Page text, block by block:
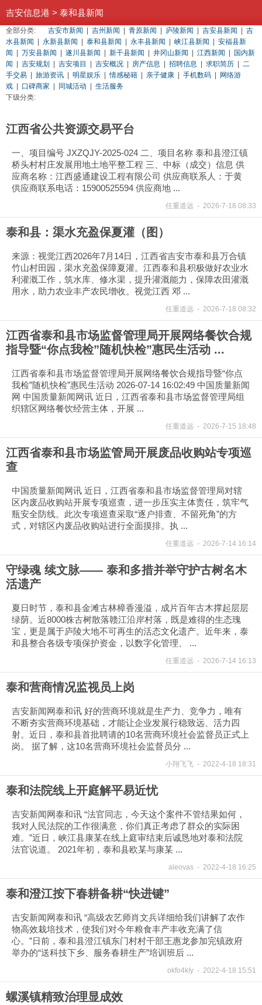
吉安信息港 > 泰和县新闻
全部分类: 吉安市新闻 吉州新闻 青原新闻 庐陵新闻 吉安县新闻
吉
水县新闻
永新县新闻 泰和县新闻 永丰县新闻 峡江县新闻
安福县新
闻
万安县新闻 遂川县新闻 新干县新闻 井冈山新闻 江西新闻
国内新
闻
吉安规划 吉安项目 吉安概况 房产信息 招聘信息 求职简历
二
手交易
旅游资讯 明星娱乐 情感秘籍 亲子健康 手机数码
网络游
戏
口碑商家 同城活动
生活服务
下级分类:
江西省公共资源交易平台
一、项目编号 JXZQJY-2025-024 二、项目名称 泰和县澄江镇
桥头村村庄发展用地土地平整工程 三、中标（成交）信息 供
应商名称：江西盛通建设工程有限公司 供应商联系人：于黄
供应商联系电话：15900525594 供应商地 ...
任重道远 - 2026-7-18 08:33
泰和县：渠水充盈保夏灌（图）
来源：视觉江西2026年7月14日，江西省吉安市泰和县万合镇
竹山村田园，渠水充盈保障夏灌。江西泰和县积极做好农业水
利灌溉工作，筑水库、修水渠，提升灌溉能力，保障农田灌溉
用水，助力农业丰产农民增收。视觉江西 邓 ...
任重道远 - 2026-7-18 08:32
江西省泰和县市场监督管理局开展网络餐饮合规
指导暨“你点我检”随机快检”惠民生活动 ...
江西省泰和县市场监督管理局开展网络餐饮合规指导暨“你点
我检”随机快检”惠民生活动 2026-07-14 16:02:49 中国质量新闻
网 中国质量新闻网讯 近日，江西省泰和县市场监督管理局组
织辖区网络餐饮经营主体，开展 ...
任重道远 - 2026-7-15 18:48
江西省泰和县市场监管局开展废品收购站专项巡
查
中国质量新闻网讯 近日，江西省泰和县市场监督管理局对辖
区内废品收购站开展专项巡查，进一步压实主体责任，筑牢气
瓶安全防线。此次专项巡查采取“逐户排查、不留死角”的方
式，对辖区内废品收购站进行全面摸排。执 ...
任重道远 - 2026-7-14 16:14
守绿魂 续文脉—— 泰和多措并举守护古树名木
活遗产
夏日时节，泰和县金滩古林樟香漫溢，成片百年古木撑起层层
绿荫。近8000株古树散落赣江沿岸村落，既是难得的生态瑰
宝，更是属于庐陵大地不可再生的活态文化遗产。近年来，泰
和县整合各级专项保护资金，以数字化管理、 ...
任重道远 - 2026-7-14 16:13
泰和营商情况监视员上岗
吉安新闻网泰和讯 好的营商环境就是生产力、竞争力，唯有
不断夯实营商环境基础，才能让企业发展行稳致远、活力四
射。近日，泰和县首批聘请的10名营商环境社会监督员正式上
岗。 据了解，这10名营商环境社会监督员分 ...
小翔飞飞 - 2022-4-18 18:31
泰和法院线上开庭解平易近忧
吉安新闻网泰和讯 “法官同志，今天这个案件不管结果如何，
我对人民法院的工作很满意，你们真正考虑了群众的实际困
难。”近日，峡江县康某在线上庭审结束后诚恳地对泰和法院
法官说道。 2021年初，泰和县欧某与康某 ...
aleovas - 2022-4-18 16:25
泰和澄江按下春耕备耕“快进键”
吉安新闻网泰和讯 “高级农艺师肖文兵详细给我们讲解了农作
物高效栽培技术，使我们对今年粮食丰产丰收充满了信
心。”日前，泰和县澄江镇东门村村干部王惠龙参加完镇政府
举办的“送科技下乡、服务春耕生产”培训班后 ...
okfo4kIy - 2022-4-18 15:51
螺溪镇精致治理显成效